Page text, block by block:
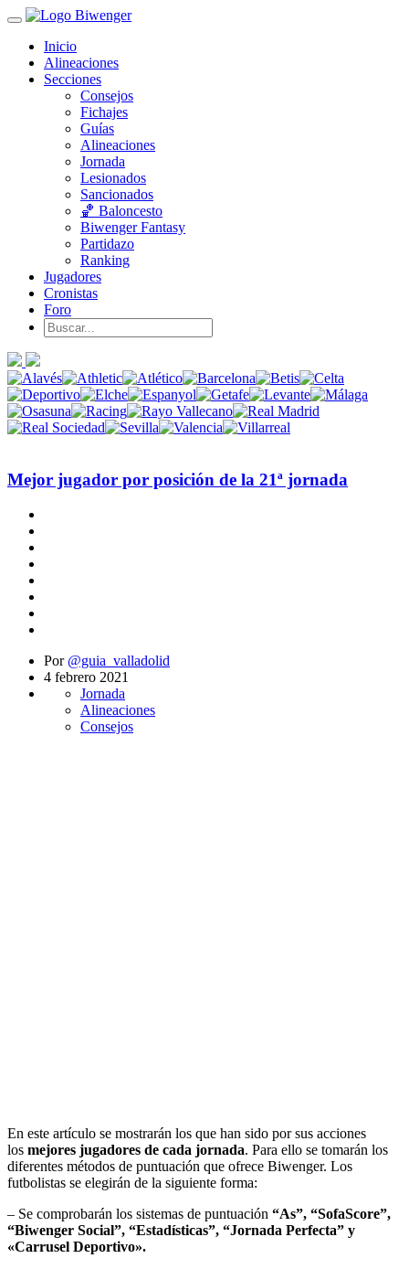
Inicio
Alineaciones
Secciones
Consejos
Fichajes
Guías
Alineaciones
Jornada
Lesionados
Sancionados
🏀 Baloncesto
Biwenger Fantasy
Partidazo
Ranking
Jugadores
Cronistas
Foro
Mejor jugador por posición de la 21ª jornada
Por @guia_valladolid
4 febrero 2021
Jornada
Alineaciones
Consejos
En este artículo se mostrarán los que han sido por sus acciones
los mejores jugadores de cada jornada. Para ello se tomarán los
diferentes métodos de puntuación que ofrece Biwenger. Los
futbolistas se elegirán de la siguiente forma:
– Se comprobarán los sistemas de puntuación “As”, “SofaScore”,
“Biwenger Social”, “Estadísticas”, “Jornada Perfecta” y
«Carrusel Deportivo».